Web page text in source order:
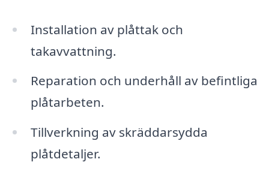
Installation av plåttak och
takavvattning.
Reparation och underhåll av befintliga
plåtarbeten.
Tillverkning av skräddarsydda
plåtdetaljer.